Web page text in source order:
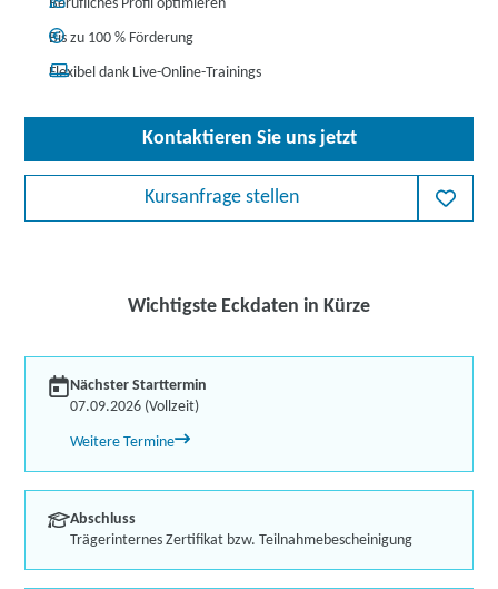
Berufliches Profil optimieren
Bis zu 100 % Förderung
Flexibel dank Live-Online-Trainings
Kontaktieren Sie uns jetzt
Kursanfrage stellen
Wichtigste Eckdaten in Kürze
Nächster Starttermin
07.09.2026 (Vollzeit)
Weitere Termine
Abschluss
Trägerinternes Zertifikat bzw. Teilnahmebescheinigung